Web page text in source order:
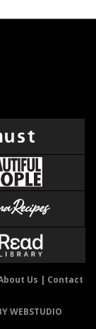
Us | Contact
WEBSTUDIO